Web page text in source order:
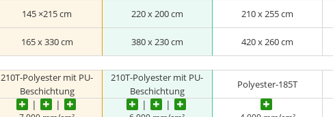
145 ×215 cm 220 x 200 cm 210 x 255 cm
165 x 330 cm 380 x 230 cm 420 x 260 cm
210T-Polyester mit PU-
Beschichtung
210T-Polyester mit PU-
Beschichtung
Polyester-185T